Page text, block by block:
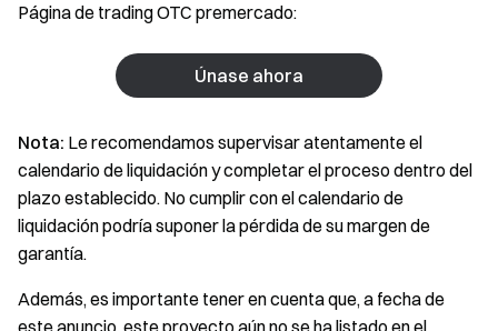
Página de trading OTC premercado:
Únase ahora
Nota: Le recomendamos supervisar atentamente el
calendario de liquidación y completar el proceso dentro del
plazo establecido. No cumplir con el calendario de
liquidación podría suponer la pérdida de su margen de
garantía.
Además, es importante tener en cuenta que, a fecha de
este anuncio, este proyecto aún no se ha listado en el